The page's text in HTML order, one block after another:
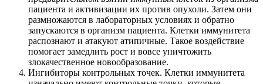
пациента и активизации их против опухоли. Затем они
размножаются в лабораторных условиях и обратно
запускаются в организм пациента. Клетки иммунитета
распознают и атакуют атипичные. Такое воздействие
помогает замедлить рост и вовсе уничтожить
злокачественное новообразование.
Ингибиторы контрольных точек. Клетки иммунитета